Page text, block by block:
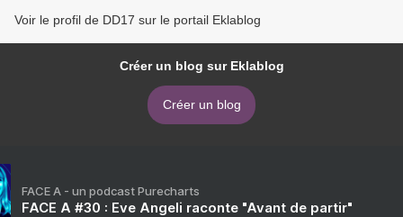
Voir le profil de DD17 sur le portail Eklablog
Créer un blog sur Eklablog
Créer un blog
FACE A - un podcast Purecharts
FACE A #30 : Eve Angeli raconte "Avant de partir"